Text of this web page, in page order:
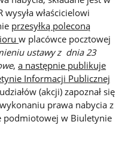
właścicielowi
przesyłką poleconą
w placówce pocztowej
ustawy z dnia 23
,a następnie publikuje
Informacji Publicznej
(akcji) zapoznał się
prawa nabycia z
podmiotowej w Biuletynie